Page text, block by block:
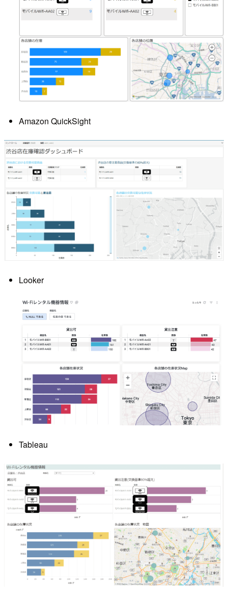
Amazon QuickSight
Looker
Tableau